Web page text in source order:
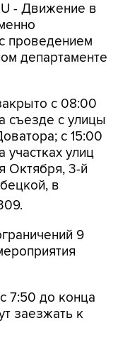
- Движение в
проведением
департаменте
с 08:00
съезде с улицы
с 15:00
участках улиц
Октября, 3-й
в
9
7:50 до конца
заезжать к